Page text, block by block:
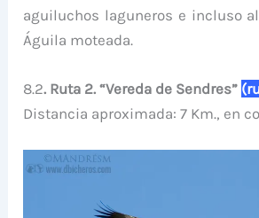
aguiluchos laguneros e incluso
Águila moteada.
8.2. Ruta 2. “Vereda de Sendres”
Distancia aproximada: 7 Km., en